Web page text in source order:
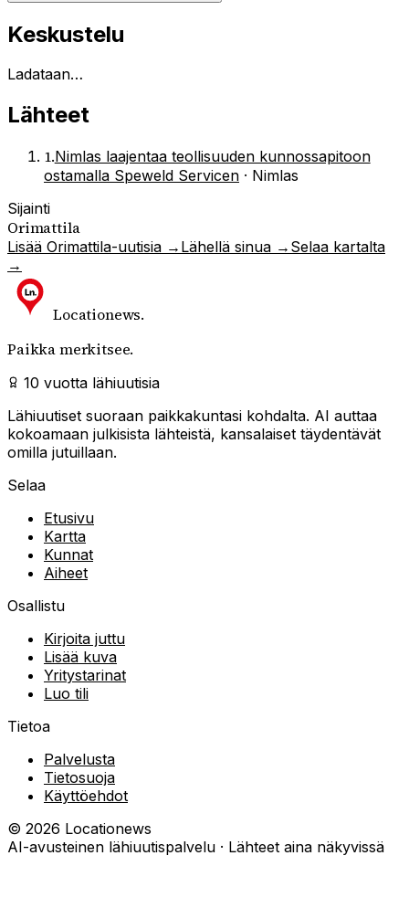
Keskustelu
Ladataan…
Lähteet
1.Nimlas laajentaa teollisuuden kunnossapitoon
ostamalla Speweld Servicen · Nimlas
Sijainti
Orimattila
Lisää Orimattila-uutisia → Lähellä sinua → Selaa kartalta
→
Locationews.
Paikka merkitsee.
10 vuotta lähiuutisia
Lähiuutiset suoraan paikkakuntasi kohdalta. AI auttaa
kokoamaan julkisista lähteistä, kansalaiset täydentävät
omilla jutuillaan.
Selaa
Etusivu
Kartta
Kunnat
Aiheet
Osallistu
Kirjoita juttu
Lisää kuva
Yritystarinat
Luo tili
Tietoa
Palvelusta
Tietosuoja
Käyttöehdot
© 2026 Locationews
AI-avusteinen lähiuutispalvelu · Lähteet aina näkyvissä